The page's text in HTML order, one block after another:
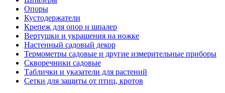
Опоры
Кустодержатели
Крепеж для опор и шпалер
Вертушки и украшения на ножке
Настенный садовый декор
Термометры садовые и другие измерительные приборы
Скворечники садовые
Таблички и указатели для растений
Сетки для защиты от птиц, кротов